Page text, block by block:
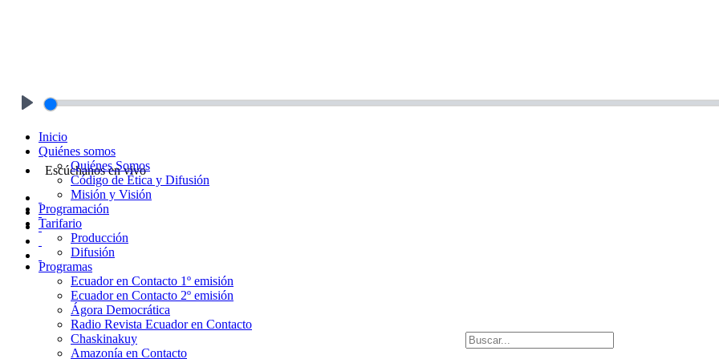
Escúchanos en vivo
Inicio
Quiénes somos
Quiénes Somos
Código de Ética y Difusión
Misión y Visión
Programación
Tarifario
Producción
Difusión
Programas
Ecuador en Contacto 1º emisión
Ecuador en Contacto 2º emisión
Ágora Democrática
Radio Revista Ecuador en Contacto
Chaskinakuy
Amazonía en Contacto